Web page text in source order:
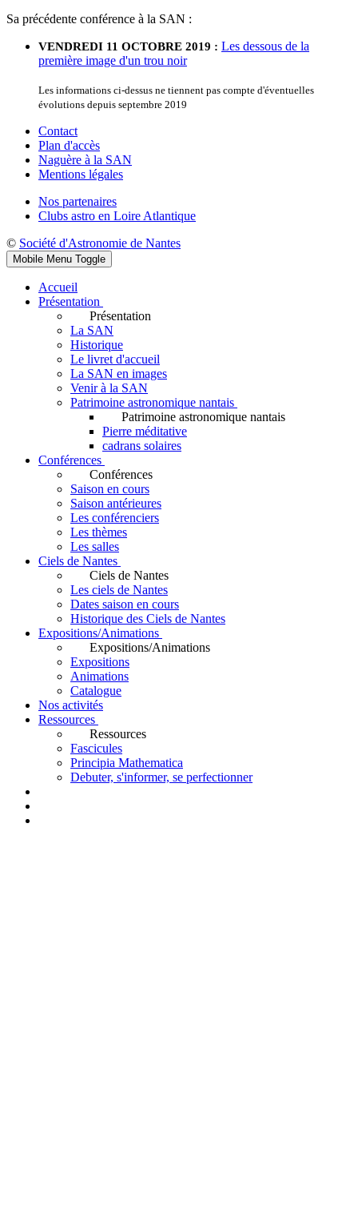
Sa précédente conférence à la SAN :
VENDREDI 11 OCTOBRE 2019 : Les dessous de la
première image d'un trou noir
Les informations ci-dessus ne tiennent pas compte d'éventuelles
évolutions depuis septembre 2019
Contact
Plan d'accès
Naguère à la SAN
Mentions légales
Nos partenaires
Clubs astro en Loire Atlantique
© Société d'Astronomie de Nantes
Mobile Menu Toggle
Accueil
Présentation
Présentation
La SAN
Historique
Le livret d'accueil
La SAN en images
Venir à la SAN
Patrimoine astronomique nantais
Patrimoine astronomique nantais
Pierre méditative
cadrans solaires
Conférences
Conférences
Saison en cours
Saison antérieures
Les conférenciers
Les thèmes
Les salles
Ciels de Nantes
Ciels de Nantes
Les ciels de Nantes
Dates saison en cours
Historique des Ciels de Nantes
Expositions/Animations
Expositions/Animations
Expositions
Animations
Catalogue
Nos activités
Ressources
Ressources
Fascicules
Principia Mathematica
Debuter, s'informer, se perfectionner